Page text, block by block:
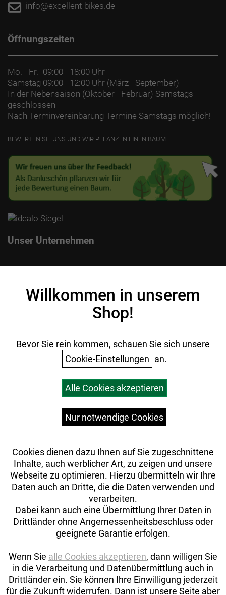
info@excellent-bikes.de
Öffnungszeiten
Mo. - Fr. 09:00 - 18:00 Uhr
Samstag 09:00 - 12:00 Uhr (März - September)
In der Nebensaison (Oktober - Februar) Samstags
geschlossen
Nach Terminvereinbarung Termine Samstags möglich!
BEWERTEN SIE UNS UND WIR PFLANZEN EINEN BAUM.
Unser Unternehmen
Datenschutz
Ihr Einkauf
Versandkosten
Willkommen in unserem
Shop!
Bevor Sie rein kommen, schauen Sie sich unsere
Cookie-Einstellungen an.
Alle Cookies akzeptieren
Nur notwendige Cookies
Cookies dienen dazu Ihnen auf Sie zugeschnittene
Inhalte, auch werblicher Art, zu zeigen und unsere
Webseite zu optimieren. Hierzu übermitteln wir Ihre
Daten auch an Dritte, die die Daten verwenden und
verarbeiten.
Dabei kann auch eine Übermittlung Ihrer Daten in
Drittländer ohne Angemessenheitsbeschluss oder
geeignete Garantie erfolgen.
Wenn Sie alle Cookies akzeptieren, dann willigen Sie
in die Verarbeitung und Datenübermittlung auch in
Drittländer ein. Sie können Ihre Einwilligung jederzeit
für die Zukunft widerrufen. Dann ist unsere Seite aber
Auftrag widerrufen